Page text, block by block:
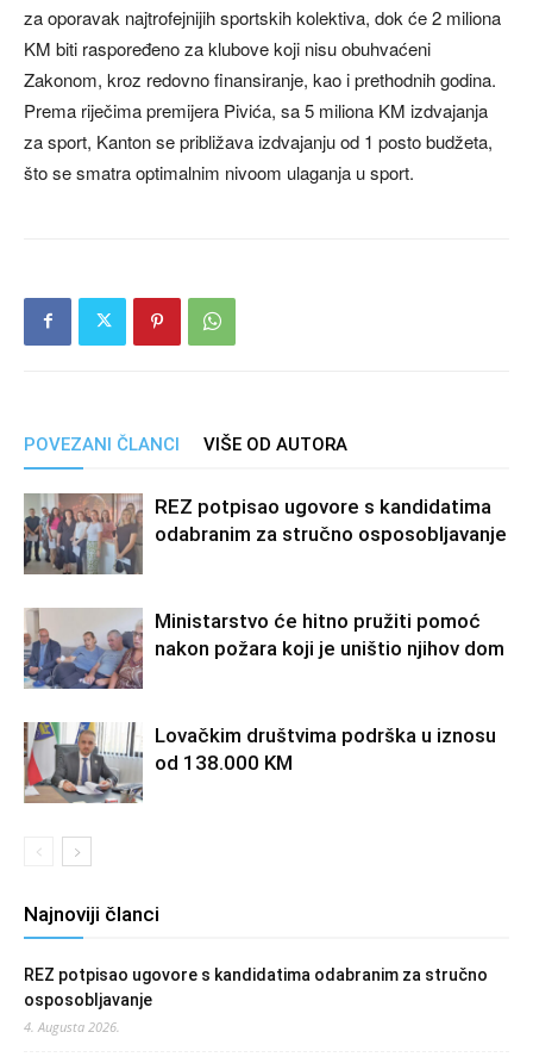
za oporavak najtrofejnijih sportskih kolektiva, dok će 2 miliona
KM biti raspoređeno za klubove koji nisu obuhvaćeni
Zakonom, kroz redovno finansiranje, kao i prethodnih godina.
Prema riječima premijera Pivića, sa 5 miliona KM izdvajanja
za sport, Kanton se približava izdvajanju od 1 posto budžeta,
što se smatra optimalnim nivoom ulaganja u sport.
POVEZANI ČLANCI VIŠE OD AUTORA
REZ potpisao ugovore s kandidatima
odabranim za stručno osposobljavanje
Ministarstvo će hitno pružiti pomoć
nakon požara koji je uništio njihov dom
Lovačkim društvima podrška u iznosu
od 138.000 KM
Najnoviji članci
REZ potpisao ugovore s kandidatima odabranim za stručno
osposobljavanje
4. Augusta 2026.